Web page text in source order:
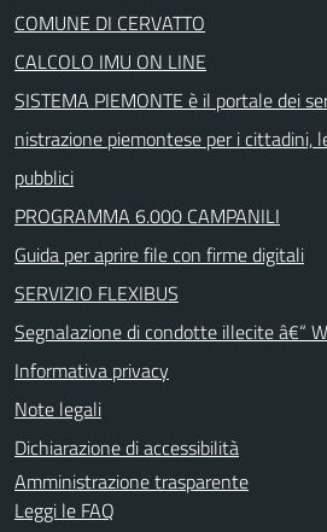
COMUNE DI CERVATTO
CALCOLO IMU ON LINE
SISTEMA PIEMONTE è il portale dei
nistrazione piemontese per i cittadini,
pubblici
PROGRAMMA 6.000 CAMPANILI
Guida per aprire file con firme digitali
SERVIZIO FLEXIBUS
Segnalazione di condotte illecite â€“
Informativa privacy
Note legali
Dichiarazione di accessibilità
Amministrazione trasparente
Leggi le FAQ